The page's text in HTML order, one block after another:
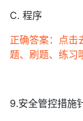
C. 程序
正确答案：点击
题、刷题、练习
9.安全管控措施